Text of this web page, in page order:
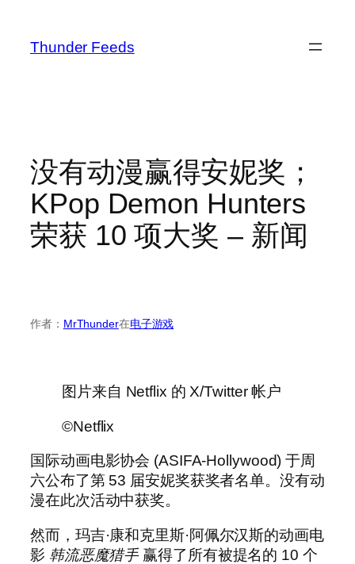
Thunder Feeds
没有动漫赢得安妮奖；
KPop Demon Hunters
荣获 10 项大奖 – 新闻
作者： MrThunder在电子游戏
图片来自 Netflix 的 X/Twitter 帐户
©Netflix
国际动画电影协会 (ASIFA-Hollywood) 于周
六公布了第 53 届安妮奖获奖者名单。没有动
漫在此次活动中获奖。
然而，玛吉·康和克里斯·阿佩尔汉斯的动画电
影 韩流恶魔猎手赢得了所有被提名的 10 个